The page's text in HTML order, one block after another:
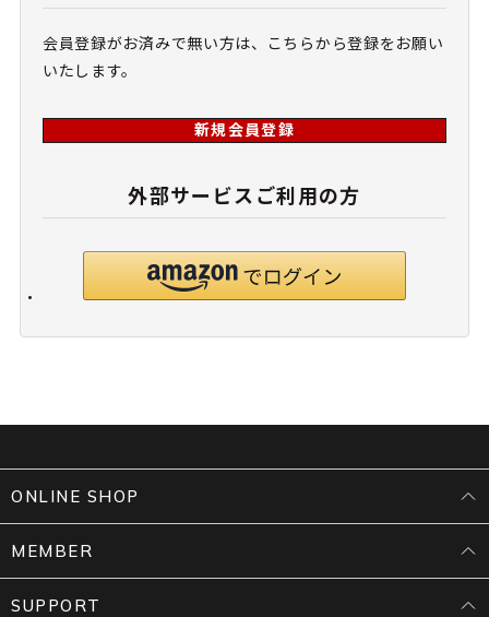
会員登録がお済みで無い方は、こちらから登録をお願い
いたします。
新規会員登録
外部サービスご利用の方
ONLINE SHOP
MEMBER
SUPPORT